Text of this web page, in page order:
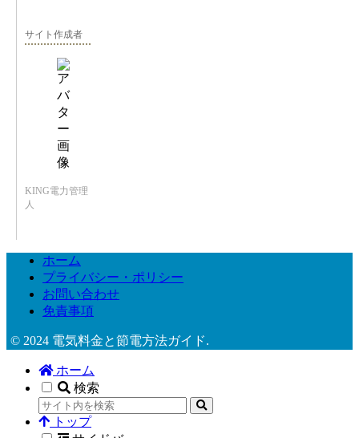
サイト作成者
KING電力管理
人
ホーム
プライバシー・ポリシー
お問い合わせ
免責事項
© 2024 電気料金と節電方法ガイド.
ホーム
検索
トップ